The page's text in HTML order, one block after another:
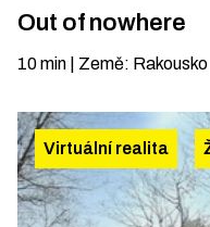
Out of nowhere
10min Země: Rakousko
Virtuální realita